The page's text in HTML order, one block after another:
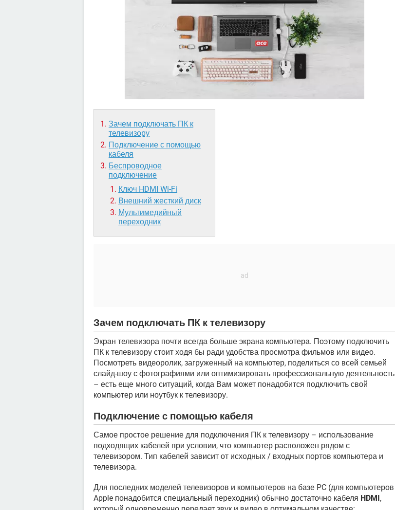
Зачем подключать ПК к
телевизору
Подключение с помощью
кабеля
Беспроводное
подключение
Ключ HDMI Wi-Fi
Внешний жесткий диск
Мультимедийный
переходник
Зачем подключать ПК к телевизору
Экран телевизора почти всегда больше экрана компьютера. Поэтому подключить
ПК к телевизору стоит ходя бы ради удобства просмотра фильмов или видео.
Посмотреть видеоролик, загруженный на компьютер, поделиться со всей семьей
слайд-шоу с фотографиями или оптимизировать профессиональную деятельность
– есть еще много ситуаций, когда Вам может понадобится подключить свой
компьютер или ноутбук к телевизору.
Подключение с помощью кабеля
Самое простое решение для подключения ПК к телевизору – использование
подходящих кабелей при условии, что компьютер расположен рядом с
телевизором. Тип кабелей зависит от исходных / входных портов компьютера и
телевизора.
Для последних моделей телевизоров и компьютеров на базе PC (для компьютеров
Apple понадобится специальный переходник) обычно достаточно кабеля HDMI ,